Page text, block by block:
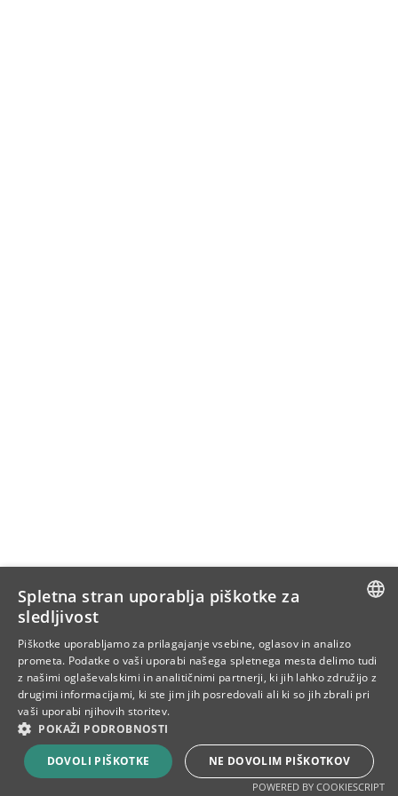
ENG
CRO
Spletna stran uporablja piškotke za
sledljivost
Piškotke uporabljamo za prilagajanje vsebine, oglasov in analizo
prometa. Podatke o vaši uporabi našega spletnega mesta delimo tudi
z našimi oglaševalskimi in analitičnimi partnerji, ki jih lahko združijo z
drugimi informacijami, ki ste jim jih posredovali ali ki so jih zbrali pri
vaši uporabi njihovih storitev.
POKAŽI PODROBNOSTI
DOVOLI PIŠKOTKE NE DOVOLIM PIŠKOTKOV
POWERED BY COOKIESCRIPT